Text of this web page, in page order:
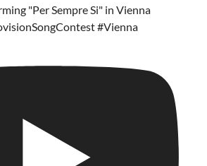
"Per Sempre Si" in Vienna
#Vienna